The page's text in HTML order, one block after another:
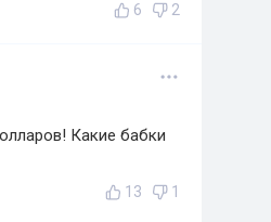
6 2
Какие бабки
13 1